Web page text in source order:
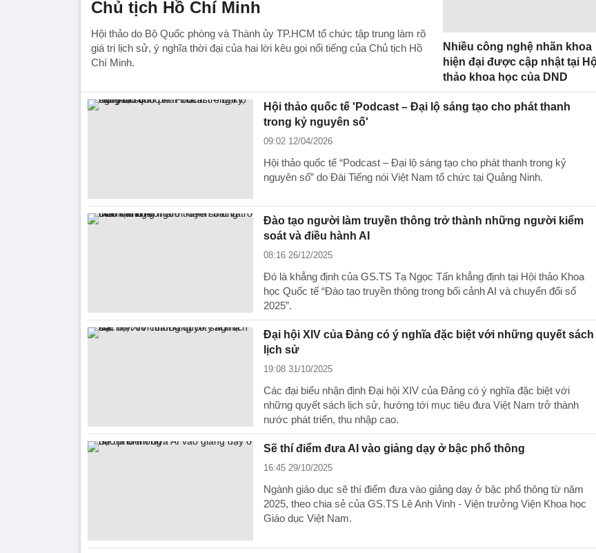
Chủ tịch Hồ Chí Minh
Hội thảo do Bộ Quốc phòng và Thành ủy TP.HCM tổ chức tập trung làm rõ
giá trị lịch sử, ý nghĩa thời đại của hai lời kêu gọi nổi tiếng của Chủ tịch Hồ
Chí Minh.
Nhiều công nghệ nhãn khoa
hiện đại được cập nhật tại
thảo khoa học của DND
Hội thảo quốc tế 'Podcast – Đại lộ sáng tạo cho phát thanh
trong kỷ nguyên số'
09:02 12/04/2026
Hội thảo quốc tế “Podcast – Đại lộ sáng tạo cho phát thanh trong kỷ
nguyên số” do Đài Tiếng nói Việt Nam tổ chức tại Quảng Ninh.
Đào tạo người làm truyền thông trở thành những người kiểm
soát và điều hành AI
08:16 26/12/2025
Đó là khẳng định của GS.TS Tạ Ngọc Tấn khẳng định tại Hội thảo Khoa
học Quốc tế “Đào tạo truyền thông trong bối cảnh AI và chuyển đổi số
2025”.
Đại hội XIV của Đảng có ý nghĩa đặc biệt với những quyết sách
lịch sử
19:08 31/10/2025
Các đại biểu nhận định Đại hội XIV của Đảng có ý nghĩa đặc biệt với
những quyết sách lịch sử, hướng tới mục tiêu đưa Việt Nam trở thành
nước phát triển, thu nhập cao.
Sẽ thí điểm đưa AI vào giảng dạy ở bậc phổ thông
16:45 29/10/2025
Ngành giáo dục sẽ thí điểm đưa vào giảng dạy ở bậc phổ thông từ năm
2025, theo chia sẻ của GS.TS Lê Anh Vinh - Viện trưởng Viện Khoa học
Giáo dục Việt Nam.